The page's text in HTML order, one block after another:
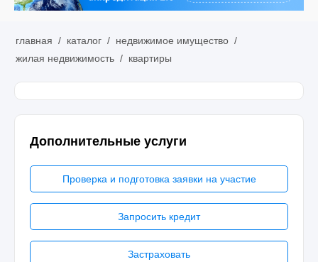
главная / каталог / недвижимое имущество /
жилая недвижимость / квартиры
Дополнительные услуги
Проверка и подготовка заявки на участие
Запросить кредит
Застраховать